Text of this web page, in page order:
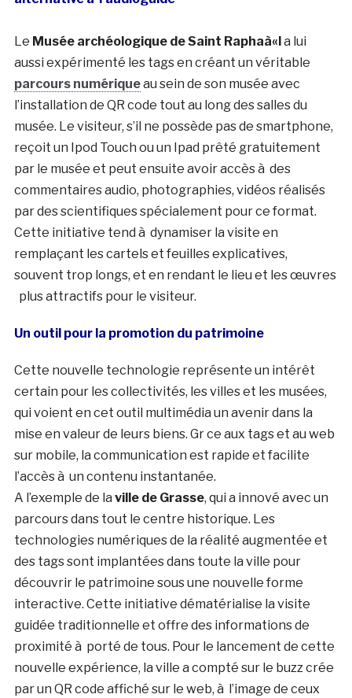
Le Musée archéologique de Saint Raphaà«l a lui
aussi expérimenté les tags en créant un véritable
parcours numériqueau sein de son musée avec
l’installation de QR code tout au long des salles du
musée. Le visiteur, s’il ne possède pas de smartphone,
reçoit un Ipod Touch ou un Ipad prêté gratuitement
par le musée et peut ensuite avoir accès à des
commentaires audio, photographies, vidéos réalisés
par des scientifiques spécialement pour ce format.
Cette initiative tend à dynamiser la visite en
remplaçant les cartels et feuilles explicatives,
souvent trop longs, et en rendant le lieu et les œuvres
plus attractifs pour le visiteur.
Un outil pour la promotion du patrimoine
Cette nouvelle technologie représente un intérêt
certain pour les collectivités, les villes et les musées,
qui voient en cet outil multimédia un avenir dans la
mise en valeur de leurs biens. Gr ce aux tags et au web
sur mobile, la communication est rapide et facilite
l’accès à un contenu instantanée.
A l’exemple de la ville de Grasse, qui a innové avec un
parcours dans tout le centre historique. Les
technologies numériques de la réalité augmentée et
des tags sont implantées dans toute la ville pour
découvrir le patrimoine sous une nouvelle forme
interactive. Cette initiative dématérialise la visite
guidée traditionnelle et offre des informations de
proximité à porté de tous. Pour le lancement de cette
nouvelle expérience, la ville a compté sur le buzz crée
par un QR code affiché sur le web, à l’image de ceux